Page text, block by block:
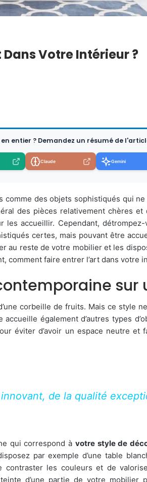
Dans Votre Intérieur ?
entier ? Demandez un résumé de
Claude Gemini
des objets sophistiqués qui ne
des pièces relativement chères et
accueillir. Cependant, détrompez-
certes, mais pouvant être
au reste de votre mobilier et les
comment faire entrer l’art dans votre
sur
corbeille de fruits. Mais ce style
également d’autres types
éviter d’avoir un espace neutre et
de la qualité
qui correspond à votre style de
par exemple d’une table
les couleurs et de
d’une partie de votre mobilier
Les
DIY :